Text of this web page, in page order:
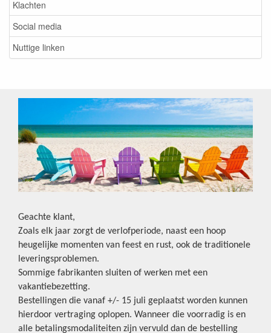
Klachten
Social media
Nuttige linken
Geachte klant,
Zoals elk jaar zorgt de verlofperiode, naast een hoop
heugelijke momenten van feest en rust, ook de traditionele
leveringsproblemen.
Sommige fabrikanten sluiten of werken met een
vakantiebezetting.
Bestellingen die vanaf +/- 15 juli geplaatst worden kunnen
hierdoor vertraging oplopen. Wanneer die voorradig is en
alle betalingsmodaliteiten zijn vervuld dan de bestelling